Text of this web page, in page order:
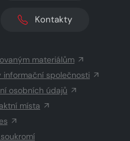
Kontakty
materiálům
informační společnosti
osobních údajů
místa